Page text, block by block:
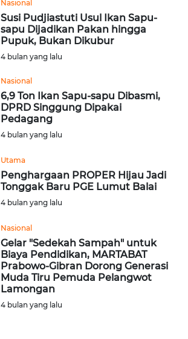
Nasional
Susi Pudjiastuti Usul Ikan Sapu-
sapu Dijadikan Pakan hingga
Pupuk, Bukan Dikubur
4 bulan yang lalu
Nasional
6,9 Ton Ikan Sapu-sapu Dibasmi,
DPRD Singgung Dipakai
Pedagang
4 bulan yang lalu
Utama
Penghargaan PROPER Hijau Jadi
Tonggak Baru PGE Lumut Balai
4 bulan yang lalu
Nasional
Gelar "Sedekah Sampah" untuk
Biaya Pendidikan, MARTABAT
Prabowo-Gibran Dorong Generasi
Muda Tiru Pemuda Pelangwot
Lamongan
4 bulan yang lalu